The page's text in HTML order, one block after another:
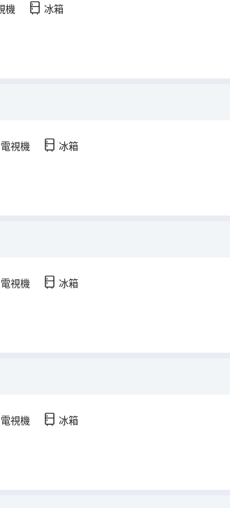
機 冰箱
電視機 冰箱
電視機 冰箱
電視機 冰箱